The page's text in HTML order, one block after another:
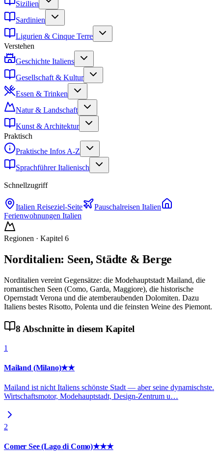
Sizilien
Sardinien
Ligurien & Cinque Terre
Verstehen
Geschichte Italiens
Gesellschaft & Kultur
Essen & Trinken
Natur & Landschaft
Kunst & Architektur
Praktisch
Praktische Infos A-Z
Sprachführer Italienisch
Schnellzugriff
Italien Reiseziel-Seite Pauschalreisen Italien
Ferienwohnungen Italien
Regionen · Kapitel 6
Norditalien: Seen, Städte & Berge
Norditalien vereint Gegensätze: die Modehauptstadt Mailand, die
romantischen Seen (Como, Garda, Maggiore), die historische
Opernstadt Verona und die atemberaubenden Dolomiten. Dazu
Italiens bestes Risotto, Polenta und die feinsten Weine des Piemont.
8 Abschnittein diesem Kapitel
1
Mailand (Milano)★★
Mailand ist nicht Italiens schönste Stadt — aber seine dynamischste.
Wirtschaftsmotor, Modehauptstadt, Design-Zentrum u…
2
Comer See (Lago di Como)★★★